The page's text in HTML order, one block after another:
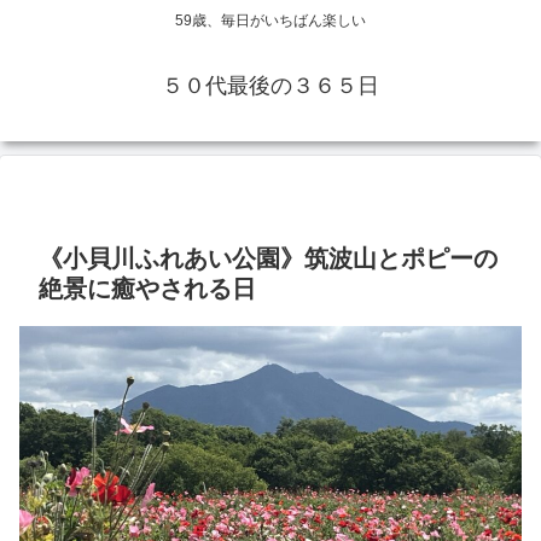
59歳、毎日がいちばん楽しい
５０代最後の３６５日
《小貝川ふれあい公園》筑波山とポピーの
絶景に癒やされる日